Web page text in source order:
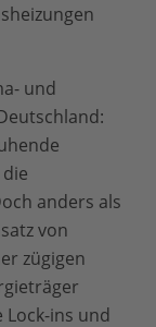
und
anders als
von
zügigen
ins und